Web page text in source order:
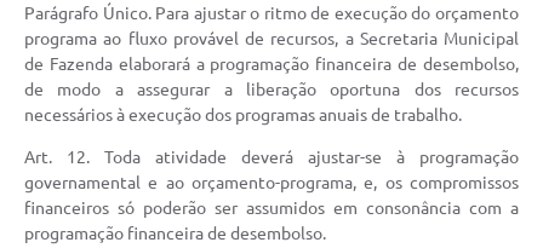
Parágrafo Único. Para ajustar o ritmo de execução do orçamento
programa ao fluxo provável de recursos, a Secretaria Municipal
de Fazenda elaborará a programação financeira de desembolso,
de modo a assegurar a liberação oportuna dos recursos
necessários à execução dos programas anuais de trabalho.
Art. 12. Toda atividade deverá ajustar-se à programação
governamental e ao orçamento-programa, e, os compromissos
financeiros só poderão ser assumidos em consonância com a
programação financeira de desembolso.